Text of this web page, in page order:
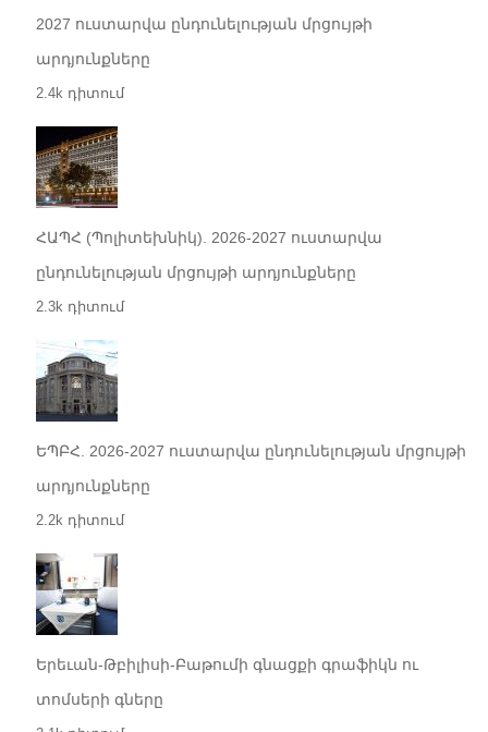
2027 ուստարվա ընդունելության մրցույթի
արդյունքները
2.4k դիտում
ՀԱՊՀ (Պոլիտեխնիկ). 2026-2027 ուստարվա
ընդունելության մրցույթի արդյունքները
2.3k դիտում
ԵՊԲՀ. 2026-2027 ուստարվա ընդունելության մրցույթի
արդյունքները
2.2k դիտում
Երեւան-Թբիլիսի-Բաթումի գնացքի գրաֆիկն ու
տոմսերի գները